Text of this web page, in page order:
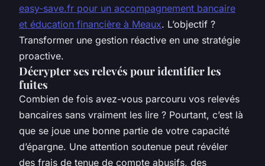
easy-save.fr pour un accompagnement bancaire
et éducation financière à Meaux. L’objectif ?
Transformer une gestion réactive en une stratégie
proactive.
Décrypter ses relevés pour identifier les
fuites
Combien de fois avez-vous parcouru vos relevés
bancaires sans vraiment les lire ? Pourtant, c’est là
que se joue une bonne partie de votre capacité
d’épargne. Une attention soutenue peut révéler
des frais de tenue de compte abusifs, des